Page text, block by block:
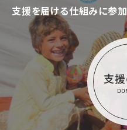
支援を届ける仕組みに参加
支